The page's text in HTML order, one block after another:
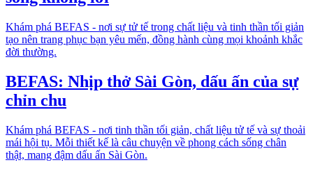
Khám phá BEFAS - nơi sự tử tế trong chất liệu và tinh thần tối giản
tạo nên trang phục bạn yêu mến, đồng hành cùng mọi khoảnh khắc
đời thường.
BEFAS: Nhịp thở Sài Gòn, dấu ấn của sự
chỉn chu
Khám phá BEFAS - nơi tinh thần tối giản, chất liệu tử tế và sự thoải
mái hội tụ. Mỗi thiết kế là câu chuyện về phong cách sống chân
thật, mang đậm dấu ấn Sài Gòn.